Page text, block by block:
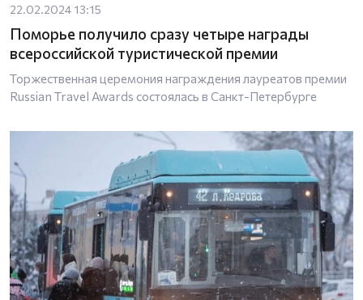
22.02.2024 13:15
Поморье получило сразу четыре награды
всероссийской туристической премии
Торжественная церемония награждения лауреатов премии
Russian Travel Awards состоялась в Санкт-Петербурге